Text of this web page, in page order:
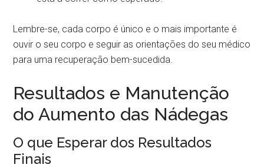
Lembre-se, cada corpo é único e o mais importante é
ouvir o seu corpo e seguir as orientações do seu médico
para uma recuperação bem-sucedida.
Resultados e Manutenção
do Aumento das Nádegas
O que Esperar dos Resultados
Finais